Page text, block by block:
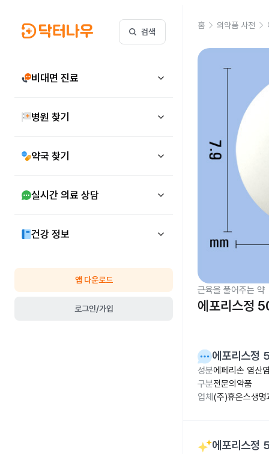
검색
비대면 진료
병원 찾기
약국 찾기
실시간 의료 상담
건강 정보
앱 다운로드
로그인/가입
홈 의약품 사전
근육을 풀어주는 약
에포리스정
에포리스정
성분에페리손 염산
구분전문의약품
업체 (주)휴온스생명
에포리스정